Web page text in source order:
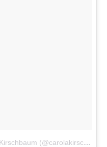
Een bericht gedeeld door 🕊P.C. Kirschbaum (@carolakirschbaum)